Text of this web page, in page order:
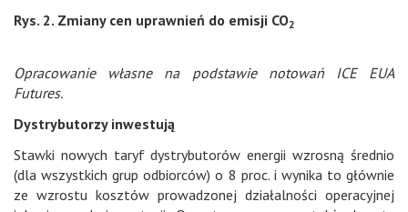
Rys. 2. Zmiany cen uprawnień do emisji CO2
Opracowanie własne na podstawie notowań ICE EUA
Futures.
Dystrybutorzy inwestują
Stawki nowych taryf dystrybutorów energii wzrosną średnio
(dla wszystkich grup odbiorców) o 8 proc. i wynika to głównie
ze wzrostu kosztów prowadzonej działalności operacyjnej